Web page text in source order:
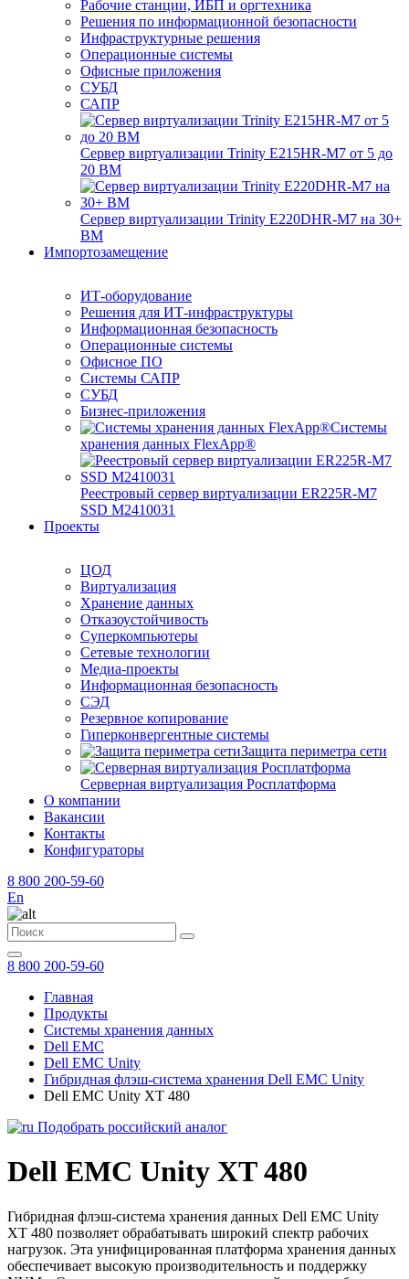
Рабочие станции, ИБП и оргтехника
Решения по информационной безопасности
Инфраструктурные решения
Операционные системы
Офисные приложения
СУБД
САПР
Сервер виртуализации Trinity E215HR-M7 от 5 до
20 ВМ
Сервер виртуализации Trinity E220DHR-M7 на 30+
ВМ
Импортозамещение
ИТ-оборудование
Решения для ИТ-инфраструктуры
Информационная безопасность
Операционные системы
Офисное ПО
Системы САПР
СУБД
Бизнес-приложения
Системы
хранения данных FlexApp®
Реестровый сервер виртуализации ER225R-M7
SSD М2410031
Проекты
ЦОД
Виртуализация
Хранение данных
Отказоустойчивость
Суперкомпьютеры
Сетевые технологии
Медиа-проекты
Информационная безопасность
СЭД
Резервное копирование
Гиперконвергентные системы
Защита периметра сети
Серверная виртуализация Росплатформа
О компании
Вакансии
Контакты
Конфигураторы
8 800 200-59-60
En
8 800 200-59-60
Главная
Продукты
Системы хранения данных
Dell EMC
Dell EMC Unity
Гибридная флэш-система хранения Dell EMC Unity
Dell EMC Unity XT 480
Подобрать российский аналог
Dell EMC Unity XT 480
Гибридная флэш-система хранения данных Dell EMC Unity
XT 480 позволяет обрабатывать широкий спектр рабочих
нагрузок. Эта унифицированная платформа хранения данных
обеспечивает высокую производительность и поддержку